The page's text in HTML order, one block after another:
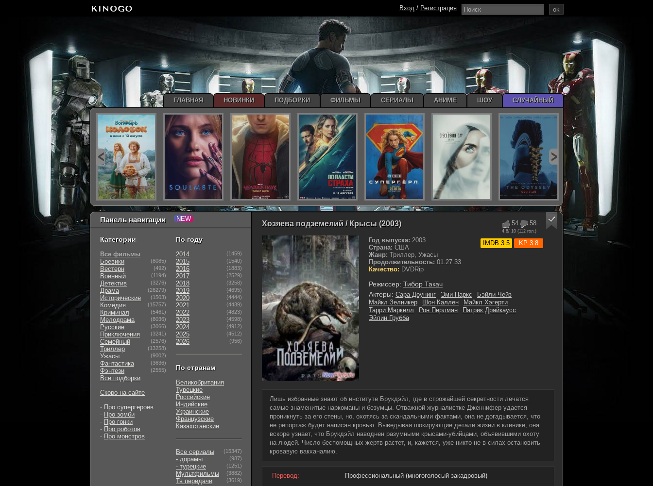
54 58
4.8/ 10 (112 гол.)
IMDB 3.5 KP 3.8
Хозяева подземелий / Крысы (2003)
Год выпуска: 2003
Страна: США
Жанр: Триллер, Ужасы
Продолжительность: 01:27:33
Качество: DVDRip
Режиссер: Тибор Такач
Актеры: Сара Доунинг Эми Паркс
Бэйли Чейз
Майкл Зелникер
Шон Каллен
Майкл Хэгерти
Тарри Маркелл
Рон Перлман
Патрик Драйкаусс
Эйлин Грубба
Лишь избранные знают об институте Брукдэйл, где в строжайшей секретности лечатся
самые знаменитые наркоманы и безумцы. Отважной журналистке Дженнифер удается
проникнуть за его стены, но, охотясь за скандальными фактами, она не догадывается, что
ее репортаж будет написан кровью. Выведывая шокирующие детали жизни в клинике, она
вскоре узнает, что Брукдэйл наводнен разумными крысами-убийцами, объявившими охоту
на людей. Число беспомощных жертв растет, и, кажется, уже никто не в силах остановить
кровавую вакханалию.
Перевод: Профессиональный (многоголосый закадровый)
Панель навигации
Категории
Все фильмы
Боевики
(8085)
Вестерн (492)
Военный (1194)
Детектив (3276)
Драма (26279)
Исторические (1503)
Комедия (15757)
Криминал (5461)
Мелодрама (8036)
Русские (3066)
Приключения (3241)
Семейный (2576)
Триллер (13258)
Ужасы (9002)
Фантастика (3636)
Фэнтези (2555)
Все подборки
Скоро на сайте
- Про супергероев
- Про зомби
- Про гонки
- Про роботов
- Про монстров
По году
2014 (1459)
2015 (1540)
2016 (1883)
2017 (2529)
2018 (3258)
2019 (4695)
2020 (4444)
2021 (4439)
2022 (4823)
2023 (4598)
2024 (4912)
2025 (4512)
2026 (956)
По странам
Великобритания
Турецкие
Российские
Индийские
Украинские
Французские
Казахстанские
Все сериалы (15347)
- дорамы (987)
- турецкие (1251)
Мультфильмы (3882)
Тв передачи (3619)
ok
Вход / Регистрация
ГЛАВНАЯ НОВИНКИ ПОДБОРКИ ФИЛЬМЫ СЕРИАЛЫ АНИМЕ ШОУ СЛУЧАЙНЫЙ